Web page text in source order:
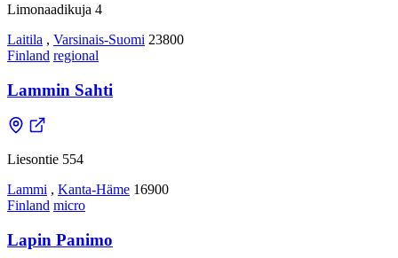
Limonaadikuja 4
Laitila , Varsinais-Suomi 23800
Finland regional
Lammin Sahti
Liesontie 554
Lammi , Kanta-Häme 16900
Finland micro
Lapin Panimo